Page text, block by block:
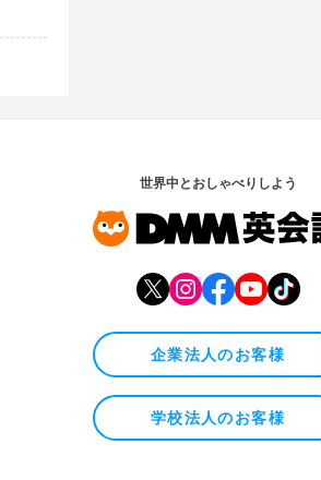
世界中とおしゃべりしよう
企業法人のお客様
学校法人のお客様